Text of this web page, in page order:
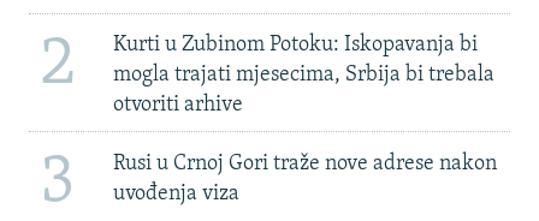
2
Kurti u Zubinom Potoku: Iskopavanja bi
mogla trajati mjesecima, Srbija bi trebala
otvoriti arhive
3
Rusi u Crnoj Gori traže nove adrese nakon
uvođenja viza